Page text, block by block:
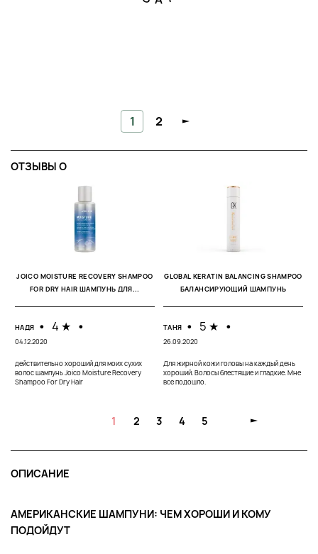
1 2
ОТЗЫВЫ O
JOICO MOISTURE RECOVERY SHAMPOO
FOR DRY HAIR ШАМПУНЬ ДЛЯ...
НАДЯ • 4 ★ •
04.12.2020
действительно хороший для моих сухих
волос шампунь Joico Moisture Recovery
Shampoo For Dry Hair
GLOBAL KERATIN BALANCING SHAMPOO
БАЛАНСИРУЮЩИЙ ШАМПУНЬ
ТАНЯ • 5 ★ •
26.09.2020
Для жирной кожи головы на каждый день
хороший. Волосы блестящие и гладкие. Мне
все подошло.
1 2 3 4 5
ОПИСАНИЕ
АМЕРИКАНСКИЕ ШАМПУНИ: ЧЕМ ХОРОШИ И КОМУ
ПОДОЙДУТ